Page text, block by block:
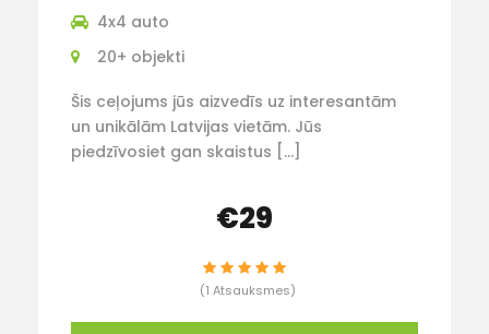
4x4 auto
20+ objekti
Šis ceļojums jūs aizvedīs uz interesantām
un unikālām Latvijas vietām. Jūs
piedzīvosiet gan skaistus […]
€29
(1 Atsauksmes)